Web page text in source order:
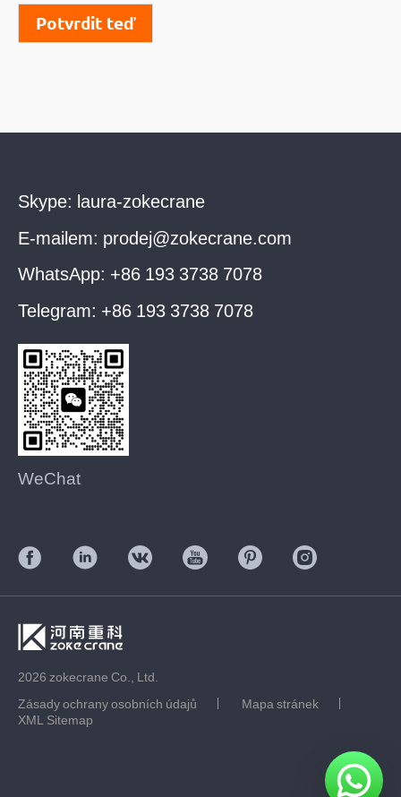
Potvrdit teď
Skype: laura-zokecrane
E-mailem: prodej@zokecrane.com
WhatsApp: +86 193 3738 7078
Telegram: +86 193 3738 7078
WeChat
2026 zokecrane Co., Ltd.
Zásady ochrany osobních údajů
Mapa stránek
XML Sitemap